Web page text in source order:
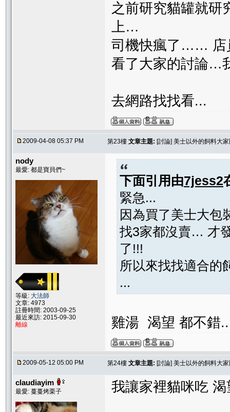
之前研究貓罐就研
上…
司機快瘋了…… 店
看了大家的討論…
去網路找找看...
2009-04-08 05:37 PM 第23樓 文章主題: [討論] 美士以外的飼料大
nody
最愛: 都是寶貝們~
等級: 大法師
文章: 4973
註冊時間: 2003-09-25
最近來訪: 2015-09-30
離線
下面引用由7jess2
緊急...
因為買了美士大包
找3家都沒賣… 才
了!!!
所以來找找適合的
...
雞湯 渴望 都不錯
2009-05-12 05:00 PM 第24樓 文章主題: [討論] 美士以外的飼料大
claudiayim
最愛: 蔓蔓烤栗子 我讓家裡貓咪吃